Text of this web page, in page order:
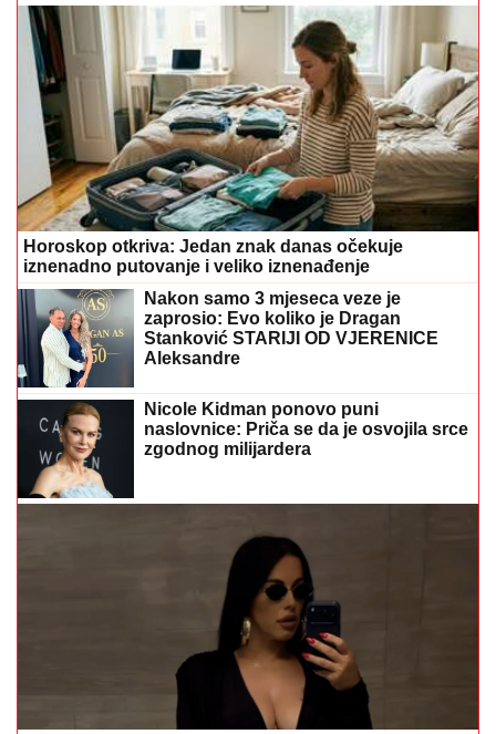
Horoskop otkriva: Jedan znak danas očekuje
iznenadno putovanje i veliko iznenađenje
Nakon samo 3 mjeseca veze je
zaprosio: Evo koliko je Dragan
Stanković STARIJI OD VJERENICE
Aleksandre
Nicole Kidman ponovo puni
naslovnice: Priča se da je osvojila srce
zgodnog milijardera